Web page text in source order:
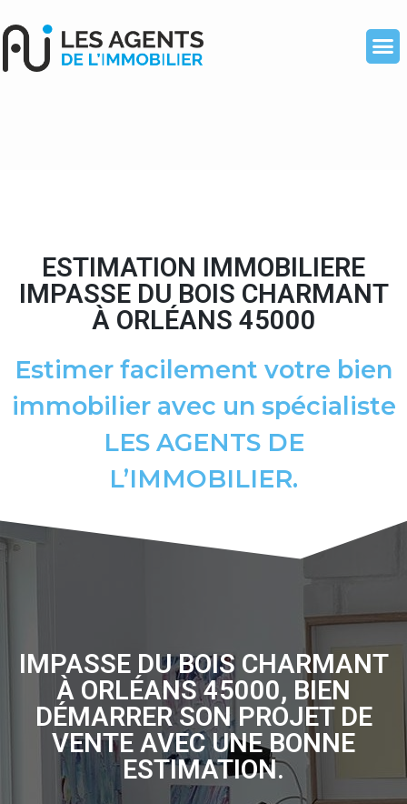
ESTIMATION IMMOBILIERE
IMPASSE DU BOIS CHARMANT
À ORLÉANS 45000
Estimer facilement votre bien
immobilier avec un spécialiste
LES AGENTS DE
L’IMMOBILIER.
IMPASSE DU BOIS CHARMANT
À ORLÉANS 45000, BIEN
DÉMARRER SON PROJET DE
VENTE AVEC UNE BONNE
ESTIMATION.